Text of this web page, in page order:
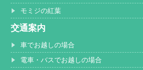
モミジの紅葉
交通案内
車でお越しの場合
電車・バスでお越しの場合